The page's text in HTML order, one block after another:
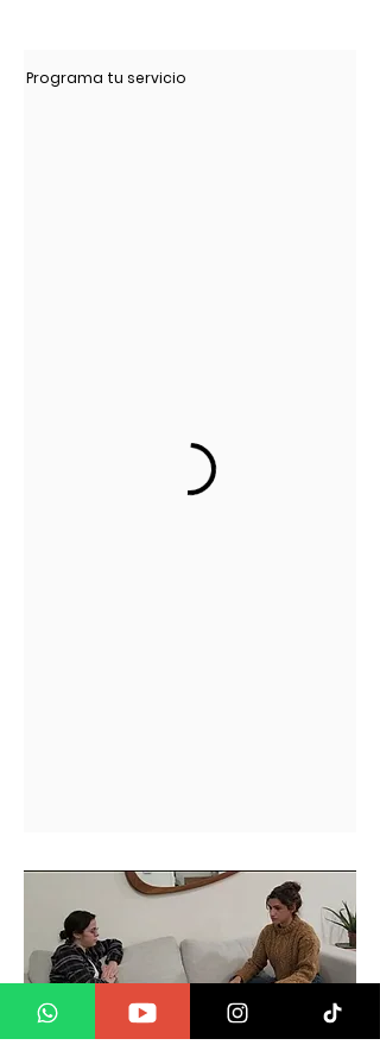
Programa tu servicio